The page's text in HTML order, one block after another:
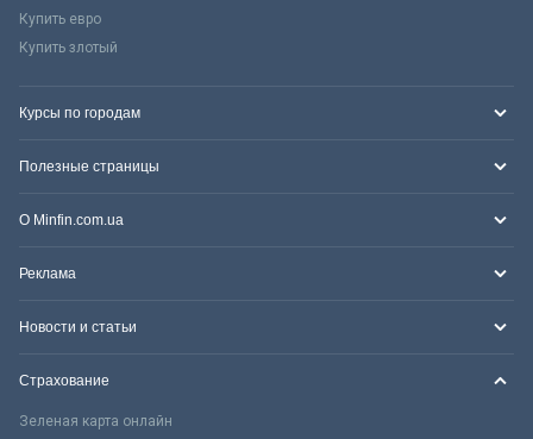
Купить евро
Купить злотый
Курсы по городам
Полезные страницы
О Minfin.com.ua
Реклама
Новости и статьи
Страхование
Зеленая карта онлайн